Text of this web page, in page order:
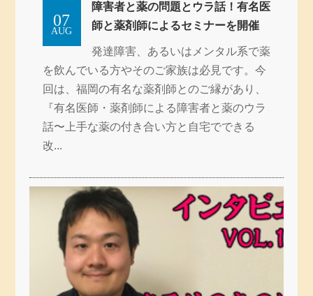
AUG
07
障害者と薬の問題とウラ話！有名医
師と薬剤師によるセミナーを開催
発達障害、あるいはメンタル系で薬
を飲んでいる方やそのご家族は必見です。今
回は、福岡の有名な薬剤師とのご縁があり、
『有名医師・薬剤師による障害者と薬のウラ
話〜上手な薬の付き合い方と自宅でできる
改...